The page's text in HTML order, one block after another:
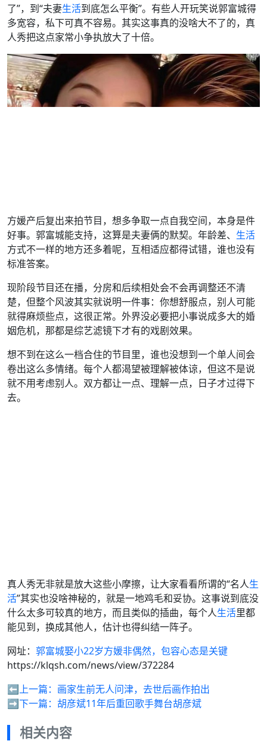
了”，到“夫妻生活到底怎么平衡”。有些人开玩笑说郭富城得
多宽容，私下可真不容易。其实这事真的没啥大不了的，真
人秀把这点家常小争执放大了十倍。
方媛产后复出来拍节目，想多争取一点自我空间，本身是件
好事。郭富城能支持，这算是夫妻俩的默契。年龄差、 生活
方式不一样的地方还多着呢，互相适应都得试错，谁也没有
标准答案。
现阶段节目还在播，分房和后续相处会不会再调整还不清
楚，但整个风波其实就说明一件事：你想舒服点，别人可能
就得麻烦些点，这很正常。外界没必要把小事说成多大的婚
姻危机，那都是综艺滤镜下才有的戏剧效果。
想不到在这么一档合住的节目里，谁也没想到一个单人间会
卷出这么多情绪。每个人都渴望被理解被体谅，但这不是说
就不用考虑别人。双方都让一点、理解一点，日子才过得下
去。
真人秀无非就是放大这些小摩擦，让大家看看所谓的“名人生
活”其实也没啥神秘的，就是一地鸡毛和妥协。这事说到底没
什么太多可较真的地方，而且类似的插曲，每个人生活里都
能见到，换成其他人，估计也得纠结一阵子。
网址： 郭富城娶小22岁方媛非偶然，包容心态是关键
https://klqsh.com/news/view/372284
⬅️上一篇： 画家生前无人问津，去世后画作拍出
➡️下一篇： 胡彦斌11年后重回歌手舞台胡彦斌
相关内容